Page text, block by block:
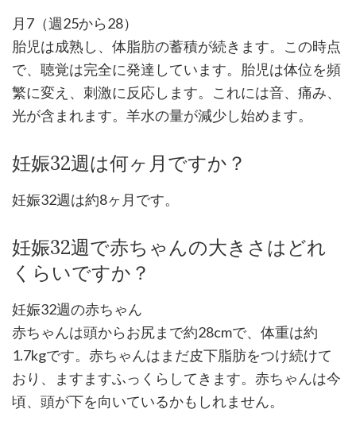
月7（週25から28）
胎児は成熟し、体脂肪の蓄積が続きます。この時点
で、聴覚は完全に発達しています。胎児は体位を頻
繁に変え、刺激に反応します。これには音、痛み、
光が含まれます。羊水の量が減少し始めます。
妊娠32週は何ヶ月ですか？
妊娠32週は約8ヶ月です。
妊娠32週で赤ちゃんの大きさはどれ
くらいですか？
妊娠32週の赤ちゃん
赤ちゃんは頭からお尻まで約28cmで、体重は約
1.7kgです。赤ちゃんはまだ皮下脂肪をつけ続けて
おり、ますますふっくらしてきます。赤ちゃんは今
頃、頭が下を向いているかもしれません。